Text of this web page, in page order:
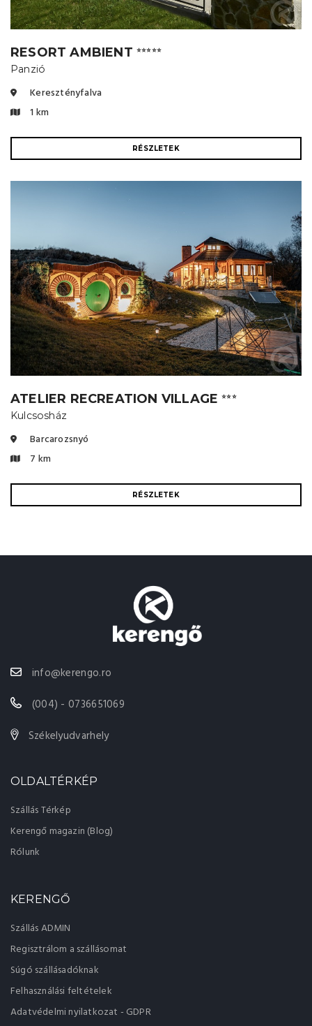
RESORT AMBIENT ⭐⭐⭐⭐⭐
Panzió
Keresztényfalva
1 km
RÉSZLETEK
ATELIER RECREATION VILLAGE⭐⭐⭐
Kulcsosház
Barcarozsnyó
7 km
RÉSZLETEK
info@kerengo.ro
(004) - 0736651069
Székelyudvarhely
OLDALTÉRKÉP
Szállás Térkép
Kerengő magazin (Blog)
Rólunk
KERENGŐ
Szállás ADMIN
Regisztrálom a szállásomat
Súgó szállásadóknak
Felhasználási feltételek
Adatvédelmi nyilatkozat - GDPR